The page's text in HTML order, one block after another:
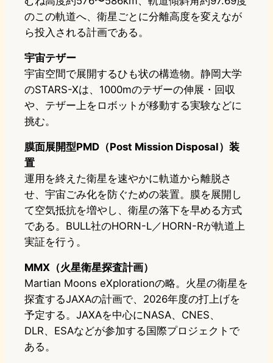
のこの軌道へ、衛星ごとに分離高度を変えなが
ら投入される計画である。
宇宙テザー
宇宙空間で展開するひも状の構造物。静岡大学
のSTARS-Xは、1000mのテザーの伸展・回収
や、テザー上をロボットが移動する実験などに
挑む。
膜面展開型PMD（Post Mission Disposal）装
置
運用を終えた衛星を速やかに軌道から離脱さ
せ、宇宙ごみ化を防ぐための装置。膜を展開し
て空気抵抗を増やし、衛星の落下を早める方式
である。BULL社のHORN-L／HORN-Rが軌道上
実証を行う。
MMX（火星衛星探査計画）
Martian Moons eXplorationの略。火星の衛星を
探査するJAXAの計画で、2026年度の打上げを
予定する。JAXAを中心にNASA、CNES、
DLR、ESAなどが参加する国際プロジェクトで
ある。